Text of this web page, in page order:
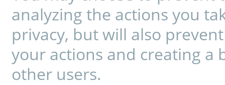
analyzing the actions you
privacy, but will also
your actions and creating a
other users.